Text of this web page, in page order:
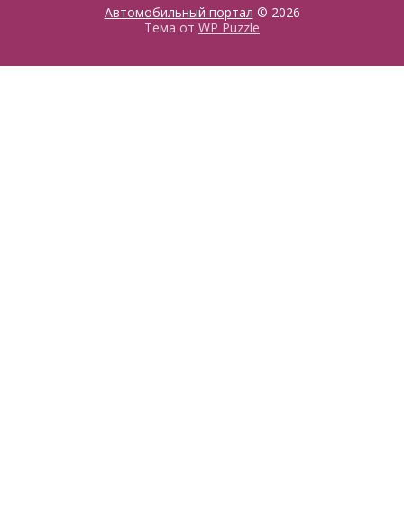
Автомобильный портал © 2026
Тема от WP Puzzle